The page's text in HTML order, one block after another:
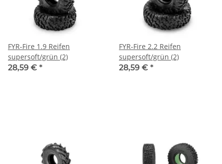
FYR-Fire 1.9 Reifen
supersoft/grün (2)
28,59 € *
FYR-Fire 2.2 Reifen
supersoft/grün (2)
28,59 € *